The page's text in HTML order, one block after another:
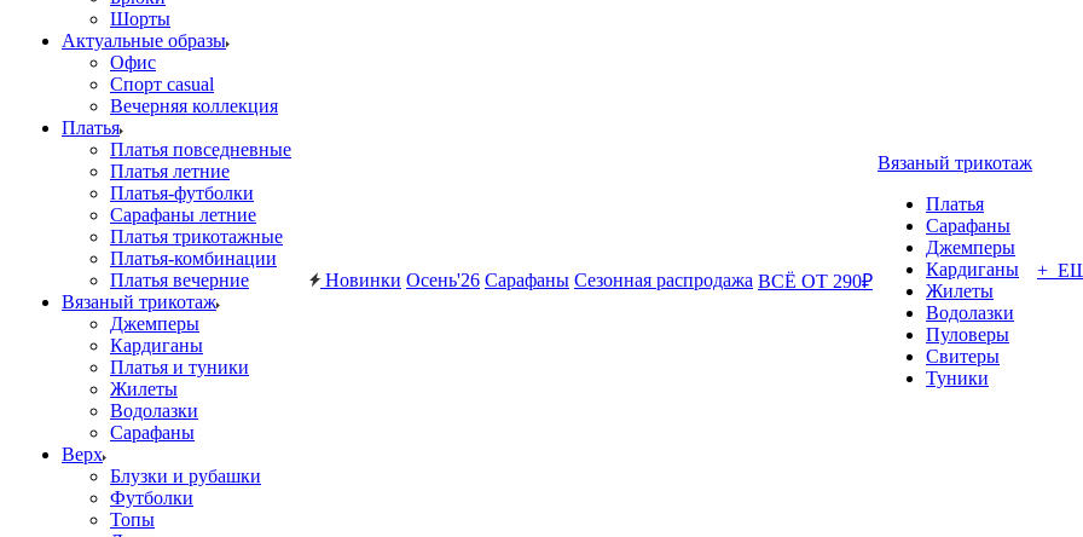
Шорты
Актуальные образы
Офис
Спорт casual
Вечерняя коллекция
Платья
Платья повседневные
Платья летние
Платья-футболки
Сарафаны летние
Платья трикотажные
Платья-комбинации
Платья вечерние
Вязаный трикотаж
Джемперы
Кардиганы
Платья и туники
Жилеты
Водолазки
Сарафаны
Верх
Блузки и рубашки
Футболки
Топы
Новинки Осень'26 Сарафаны Сезонная распродажа ВСЁ ОТ 290₽
Вязаный трикотаж
Платья
Сарафаны
Джемперы
Кардиганы
Жилеты
Водолазки
Пуловеры
Свитеры
Туники
+